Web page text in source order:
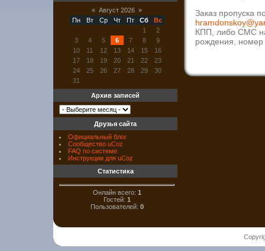
Заказ пропуска
КПП, либо СМС
рождения, номер
« Август 2026 »
Пн
Вт Ср Чт Пт Сб
Вс
1
2
3
4 5 6 7 8
9
10
11 12 13 14 15
16
17
18 19 20 21 22
23
24
25 26 27 28 29
30
31
Архив записей
Друзья сайта
Официальный блог
Сообщество uCoz
FAQ по системе
Инструкции для uCoz
Статистика
Онлайн всего: 1
Гостей: 1
Пользователей: 0